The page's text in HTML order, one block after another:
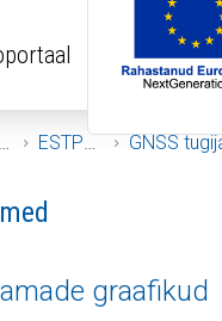
ESTPOS GNSS
graafikud